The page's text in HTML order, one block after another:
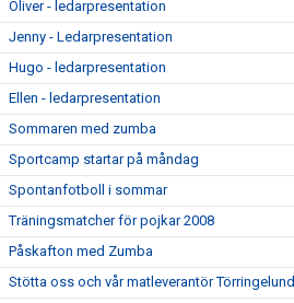
Oliver - ledarpresentation
Jenny - Ledarpresentation
Hugo - ledarpresentation
Ellen - ledarpresentation
Sommaren med zumba
Sportcamp startar på måndag
Spontanfotboll i sommar
Träningsmatcher för pojkar 2008
Påskafton med Zumba
Stötta oss och vår matleverantör Törringelund